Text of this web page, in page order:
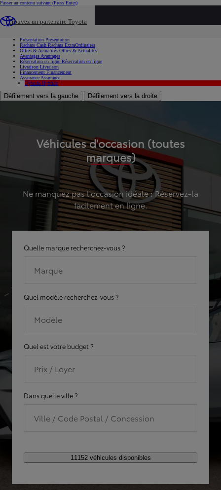
Passer au contenu suivant (Press Enter)
Trouvez un partenaire Toyota
Présentation Présentation
Rachats Cash Rachats ExtraOrdinaires
Offres & Actualités Offres & Actualités
Avantages Avantages
Réservation en ligne Réservation en ligne
Livraison Livraison
Financement Financement
Assurance Assurance
Hybride Hybride
Défilement vers la gauche Défilement vers la droite
Véhicules d'occasion (toutes
marques)
Ne manquez pas l'occasion idéale : Réservez-la
facilement en ligne.
Quelle marque recherchez-vous ?
Marque
Quel modèle recherchez-vous ?
Modèle
Quel est votre budget ?
Prix / Loyer
Dans quelle ville ?
Ville / Code Postal / Concession
11152 véhicules disponibles